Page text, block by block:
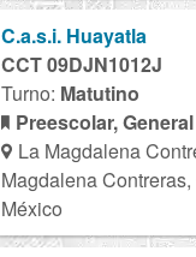
C.a.s.i. Huayatla
CCT 09DJN1012J
Turno: Matutino
Preescolar, General
La Magdalena
Magdalena
México